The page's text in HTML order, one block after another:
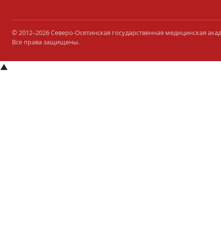
© 2012–2026 Северо-Осетинская государственная медицинская
Все права защищены.
▲